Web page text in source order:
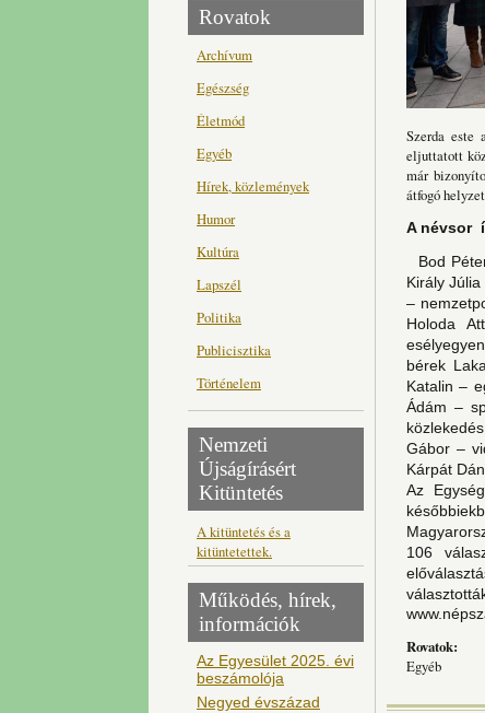
Rovatok
Archívum
Egészség
Életmód
Egyéb
Hírek, közlemények
Humor
Kultúra
Lapszél
Politika
Publicisztika
Történelem
Nemzeti
Újságírásért
Kitüntetés
A kitüntetés és a
kitüntetettek.
Működés, hírek,
információk
Az Egyesület 2025. évi
beszámolója
Negyed évszázad
Szerda este
eljuttatott
már
átfogó
A névsor
Bod
Király
–
Holoda
bérek
Katalin –
Ádám –
Gábor –
Kárpát
Az
106
Rovatok:
Egyéb